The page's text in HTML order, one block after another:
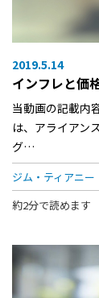
2019.5.14
インフレと価
当動画の記載内
は、アライアン
グ…
ジム・ティアニー
約2分で読めます